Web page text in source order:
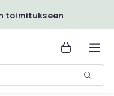
toimitukseen